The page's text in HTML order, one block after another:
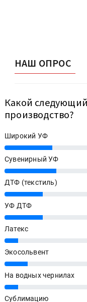
НАШ ОПРОС
Какой
производство?
Широкий УФ
25%
Сувенирный УФ
27%
ДТФ (текстиль)
20%
УФ ДТФ
20%
Латекс
7%
Экосольвент
12%
На водных чернилах
7%
Сублимацию